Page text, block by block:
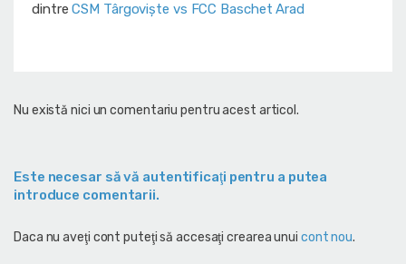
dintreCSM Târgoviște vs FCC Baschet Arad
Nu există nici un comentariu pentru acest articol.
Este necesar să vă autentificaţi pentru a putea
introduce comentarii.
Daca nu aveţi cont puteţi să accesaţi crearea unui cont nou.